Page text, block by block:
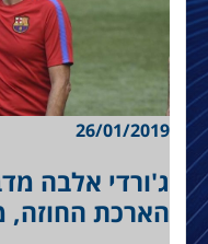
26/01/2019
ג'ורדי אלבה
הארכת החוזה,